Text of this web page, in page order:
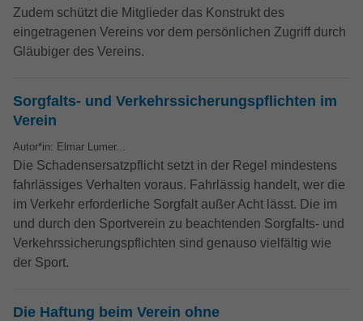
Zudem schützt die Mitglieder das Konstrukt des
eingetragenen Vereins vor dem persönlichen Zugriff durch
Gläubiger des Vereins.
Sorgfalts- und Verkehrssicherungspflichten im
Verein
Autor*in: Elmar Lumer...
Die Schadensersatzpflicht setzt in der Regel mindestens
fahrlässiges Verhalten voraus. Fahrlässig handelt, wer die
im Verkehr erforderliche Sorgfalt außer Acht lässt. Die im
und durch den Sportverein zu beachtenden Sorgfalts- und
Verkehrssicherungspflichten sind genauso vielfältig wie
der Sport.
Die Haftung beim Verein ohne
stammen, und die Seiten in
anonymisierter Form.
Anbieter Google LLC
Laufzeit 1 Minute
Zweck
Dieser Cookie identifiziert die Besucher
nach Alter, Geschlecht oder Interessen
und nutzt dazu den DoubleClick des
Google Tag Manager, um die gezielte
Anzeigenplatzierung zu vereinfachen.